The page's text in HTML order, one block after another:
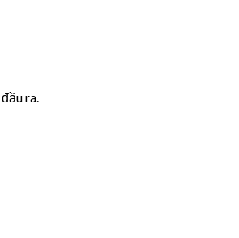
ra.